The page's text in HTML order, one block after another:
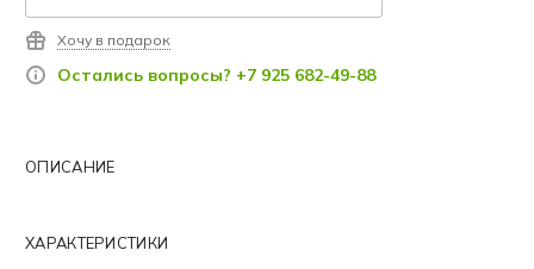
Хочу в подарок
Остались вопросы? +7 925 682-49-88
ОПИСАНИЕ
ХАРАКТЕРИСТИКИ